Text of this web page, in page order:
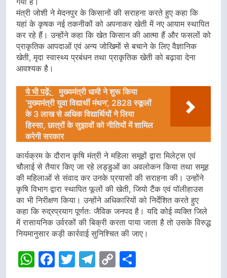
मंत्री जोशी ने मेदनपुर के किसानों की सराहना करते हुए कहा कि
यहां के कृषक नई तकनीकों को अपनाकर खेती में नए आयाम स्थापित
कर रहे हैं। उन्होंने कहा कि खेत किसान की आत्मा हैं और फसलों को
प्राकृतिक आपदाओं एवं अन्य जोखिमों से बचाने के लिए वैज्ञानिक
खेती, मृदा स्वास्थ्य प्रबंधन तथा प्राकृतिक खेती को बढ़ावा देना
आवश्यक है।
ये भी पढ़ें:
मुख्यमंत्री धामी ने शुरू किया
‘मुख्यमंत्री युवा विद्यार्थी मंथन’, 2828 स्कूलों
के 3 लाख से अधिक विद्यार्थियों ने लिया
हिस्सा, छात्रों के सुझावों को नीतियों में शामिल
करेगी सरकार
कार्यक्रम के दौरान कृषि मंत्री ने महिला समूहों द्वारा मिलेट्स एवं
चौलाई से तैयार किए जा रहे लड्डुओं का अवलोकन किया तथा समूह
की महिलाओं से संवाद कर उनके प्रयासों की सराहना की। उन्होंने
कृषि विभाग द्वारा स्थापित फूलों की खेती, जियो टैंक एवं पॉलीहाउस
का भी निरीक्षण किया। उन्होंने अधिकारियों को निर्देशित करते हुए
कहा कि रुद्रप्रयाग पूर्णतः जैविक जनपद है। यदि कोई व्यक्ति जिले
में रासायनिक उर्वरकों की बिक्री करता पाया जाता है तो उसके विरुद्ध
नियमानुसार कड़ी कार्रवाई सुनिश्चित की जाए।
WhatsApp
Facebook
Twitter
Telegram
Copy